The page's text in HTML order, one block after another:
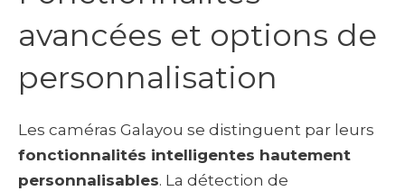
avancées et options de
personnalisation
Les caméras Galayou se distinguent par leurs
fonctionnalités intelligentes hautement
personnalisables. La détection de